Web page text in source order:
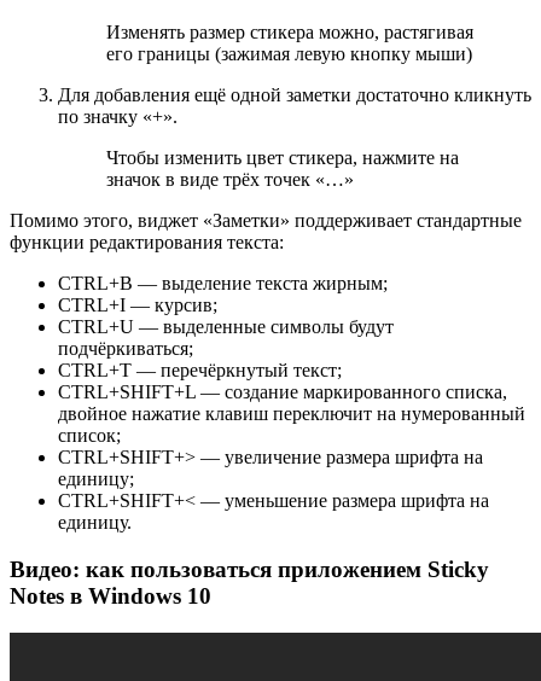
Изменять размер стикера можно, растягивая
его границы (зажимая левую кнопку мыши)
Для добавления ещё одной заметки достаточно кликнуть
по значку «+».
Чтобы изменить цвет стикера, нажмите на
значок в виде трёх точек «…»
Помимо этого, виджет «Заметки» поддерживает стандартные
функции редактирования текста:
CTRL+B — выделение текста жирным;
CTRL+I — курсив;
CTRL+U — выделенные символы будут
подчёркиваться;
CTRL+T — перечёркнутый текст;
CTRL+SHIFT+L — создание маркированного списка,
двойное нажатие клавиш переключит на нумерованный
список;
CTRL+SHIFT+> — увеличение размера шрифта на
единицу;
CTRL+SHIFT+< — уменьшение размера шрифта на
единицу.
Видео: как пользоваться приложением Sticky
Notes в Windows 10